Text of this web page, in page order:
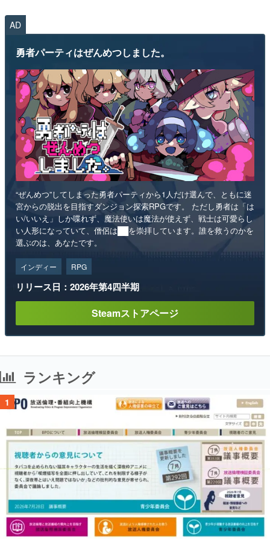
AD
勇者パーティはぜんめつしました。
“ぜんめつ”してしまった勇者パーティから1人だけ選んで、ともに迷
宮からの脱出を目指すダンジョン探索RPGです。 ただし勇者は「は
い/いいえ」しか喋れず、魔法使いは魔法が使えず、戦士は可愛らし
い人形になっていて、僧侶は██を崇拝しています。誰を救うのかを
選ぶのは、あなたです。
インディー RPG
リリース日：2026年第4四半期
Steamストアページ
ランキング
1